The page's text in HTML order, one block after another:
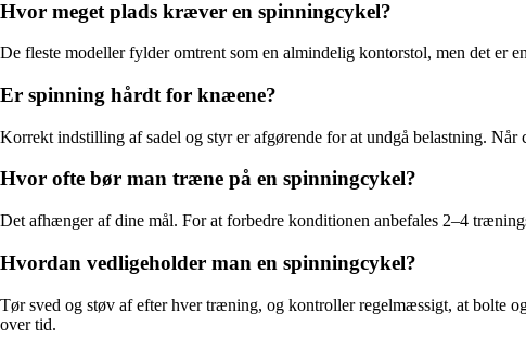
Hvor meget plads kræver en spinningcykel?
De fleste modeller fylder omtrent som en almindelig kontorstol, men det er
Er spinning hårdt for knæene?
Korrekt indstilling af sadel og styr er afgørende for at undgå belastning.
Hvor ofte bør man træne på en spinningcykel?
Det afhænger af dine mål. For at forbedre konditionen anbefales 2–4
Hvordan vedligeholder man en spinningcykel?
Tør sved og støv af efter hver træning, og kontroller regelmæssigt, at bolte
over tid.